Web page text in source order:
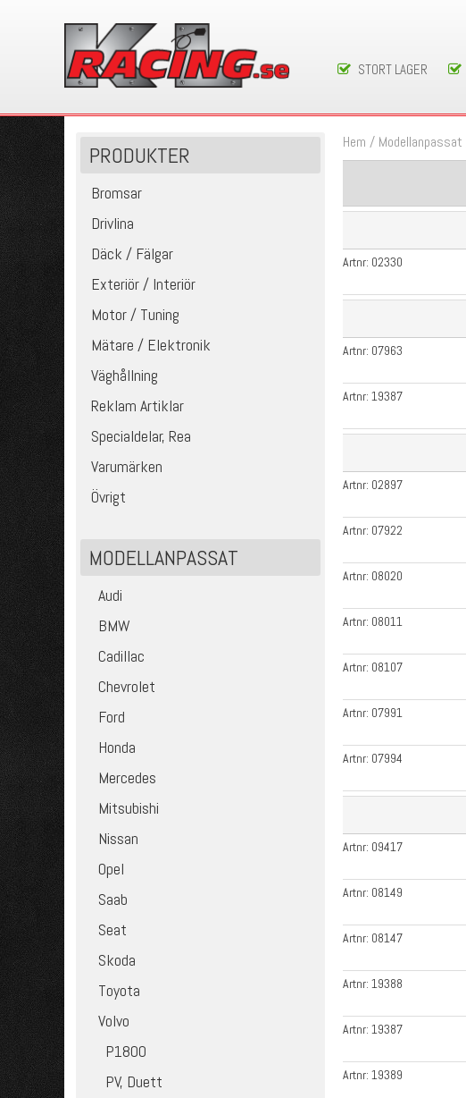
STORT LAGER
PRODUKTER
Bromsar
Drivlina
Däck / Fälgar
Exteriör / Interiör
Motor / Tuning
Mätare / Elektronik
Väghållning
Reklam Artiklar
Specialdelar, Rea
Varumärken
Övrigt
MODELLANPASSAT
Audi
BMW
Cadillac
Chevrolet
Ford
Honda
Mercedes
Mitsubishi
Nissan
Opel
Saab
Seat
Skoda
Toyota
Volvo
P1800
PV, Duett
Hem / Modellanpassat
Artnr: 02330
Artnr: 07963
Artnr:19387
Artnr: 02897
Artnr: 07922
Artnr: 08020
Artnr: 08011
Artnr: 08107
Artnr: 07991
Artnr: 07994
Artnr: 09417
Artnr: 08149
Artnr: 08147
Artnr:19388
Artnr:19387
Artnr:19389